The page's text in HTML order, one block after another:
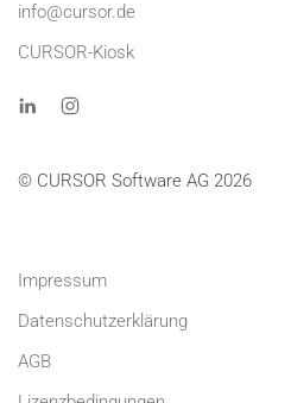
info@cursor.de
CURSOR-Kiosk
© CURSOR Software AG 2026
Impressum
Datenschutzerklärung
AGB